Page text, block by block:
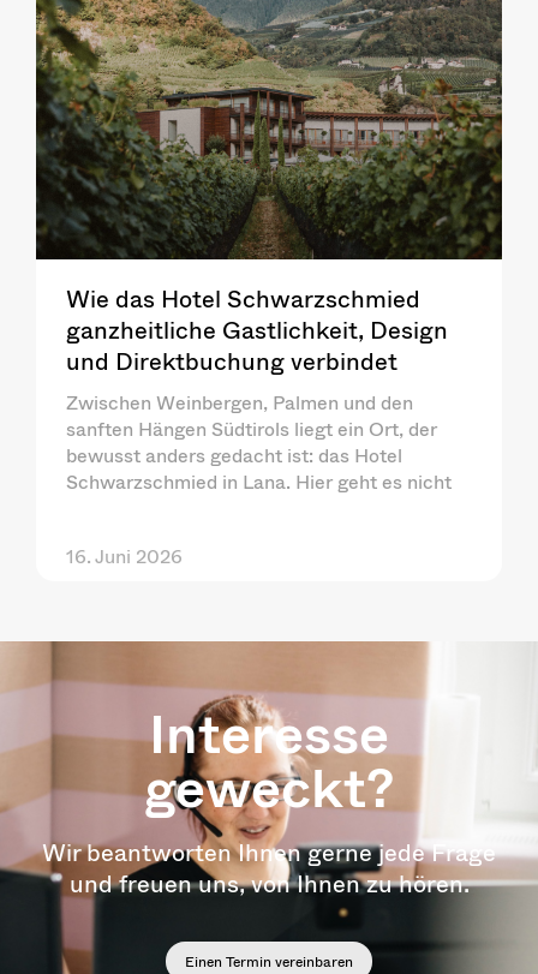
Wie das Hotel Schwarzschmied
ganzheitliche Gastlichkeit, Design
und Direktbuchung verbindet
Zwischen Weinbergen, Palmen und den
sanften Hängen Südtirols liegt ein Ort, der
bewusst anders gedacht ist: das Hotel
Schwarzschmied in Lana. Hier geht es nicht
16. Juni 2026
Interesse
geweckt?
Wir beantworten Ihnen gerne jede Frage
und freuen uns, von Ihnen zu hören.
Einen Termin vereinbaren